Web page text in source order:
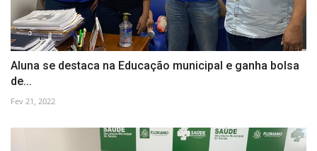
Aluna se destaca na Educação municipal e ganha bolsa
de...
Fev 21, 2022